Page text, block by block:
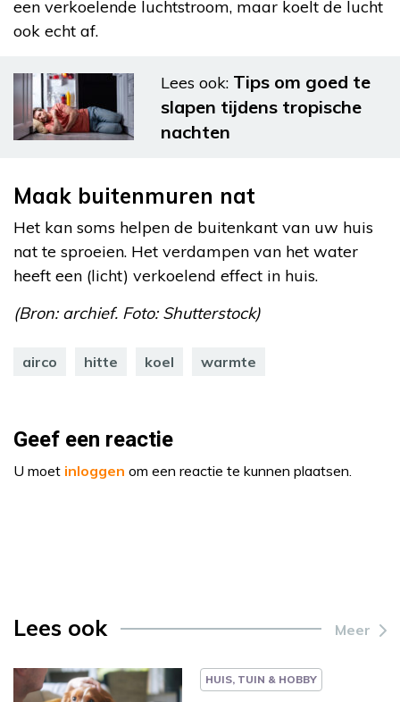
een verkoelende luchtstroom, maar koelt de lucht
ook echt af.
Lees ook: Tips om goed te
slapen tijdens tropische
nachten
Maak buitenmuren nat
Het kan soms helpen de buitenkant van uw huis
nat te sproeien. Het verdampen van het water
heeft een (licht) verkoelend effect in huis.
(Bron: archief. Foto: Shutterstock)
airco hitte koel warmte
Geef een reactie
U moet inloggen om een reactie te kunnen plaatsen.
Lees ook Meer
HUIS, TUIN & HOBBY